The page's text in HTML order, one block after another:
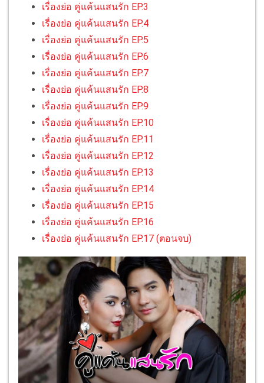
เรื่องย่อ คู่แค้นแสนรัก EP.3
เรื่องย่อ คู่แค้นแสนรัก EP.4
เรื่องย่อ คู่แค้นแสนรัก EP.5
เรื่องย่อ คู่แค้นแสนรัก EP.6
เรื่องย่อ คู่แค้นแสนรัก EP.7
เรื่องย่อ คู่แค้นแสนรัก EP.8
เรื่องย่อ คู่แค้นแสนรัก EP.9
เรื่องย่อ คู่แค้นแสนรัก EP.10
เรื่องย่อ คู่แค้นแสนรัก EP.11
เรื่องย่อ คู่แค้นแสนรัก EP.12
เรื่องย่อ คู่แค้นแสนรัก EP.13
เรื่องย่อ คู่แค้นแสนรัก EP.14
เรื่องย่อ คู่แค้นแสนรัก EP.15
เรื่องย่อ คู่แค้นแสนรัก EP.16
เรื่องย่อ คู่แค้นแสนรัก EP.17 (ตอนจบ)